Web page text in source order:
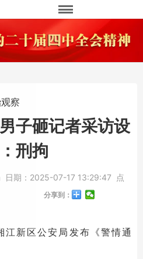
察
子砸记者采访设
刑拘
日期： 2025-07-17 13:29:47
点
分享到：
新区公安局发布《警情通